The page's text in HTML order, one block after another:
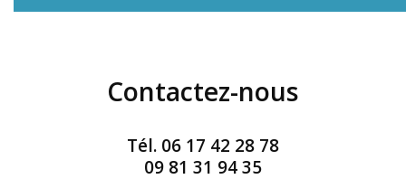
Contactez-nous
Tél. 06 17 42 28 78
09 81 31 94 35